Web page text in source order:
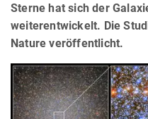
Sterne hat sich der
weiterentwickelt. Die
Nature veröffentlicht.